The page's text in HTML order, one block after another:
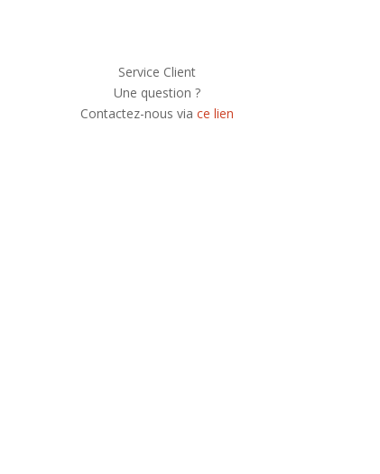
Service Client
Une question ?
Contactez-nous viace lien